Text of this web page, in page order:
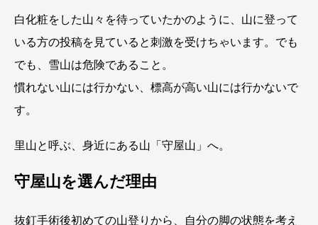
白化粧をした山々を待っていたかのように、山に登って
いる方の投稿を見ていると刺激を受けちゃいます。でも
でも、雪山は危険であること。
慣れない山には行かない、標高が高い山には行かないで
す。
里山と呼ぶ、身近にある山「守屋山」へ。
守屋山を選んだ理由
抜釘手術後初めての山登りから、自分の脚の状態を考え